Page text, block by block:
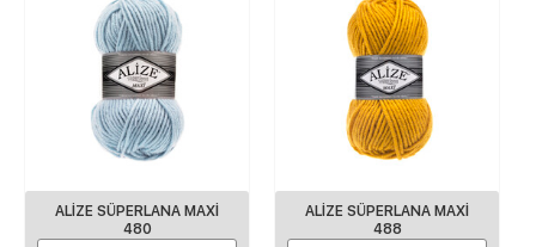
ALİZE SÜPERLANA MAXİ
480
ALİZE SÜPERLANA MAXİ
488